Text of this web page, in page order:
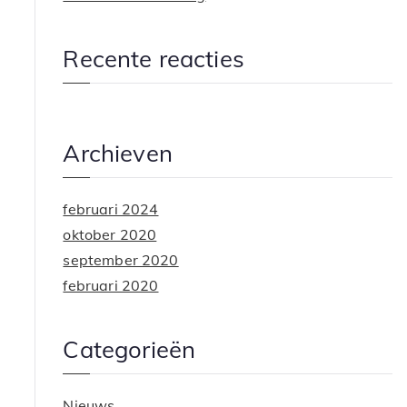
Recente reacties
Archieven
februari 2024
oktober 2020
september 2020
februari 2020
Categorieën